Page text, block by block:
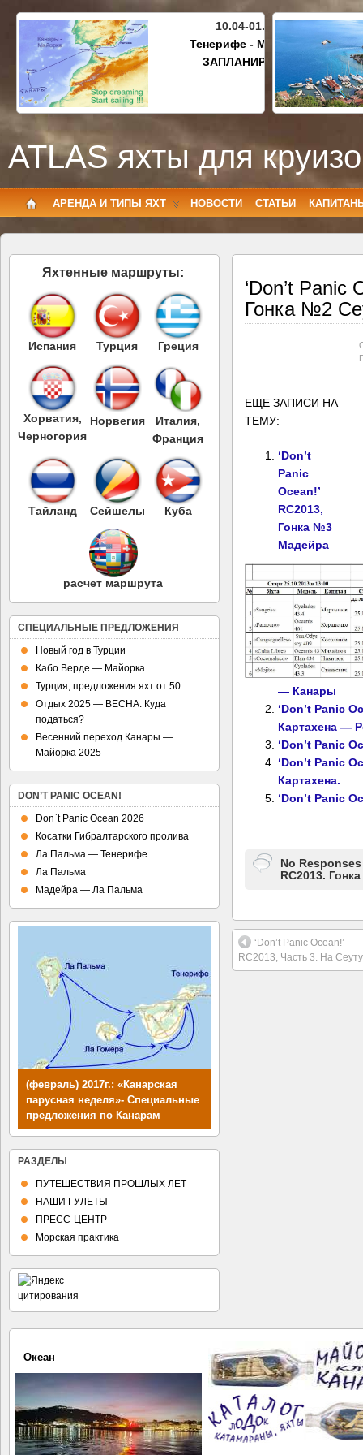
10.04-01.05.2027
Тенерифе - Майорка
ЗАПЛАНИРОВАНО
ATLAS яхты для
АРЕНДА И ТИПЫ ЯХТ НОВОСТИ СТАТЬИ
‘Don’t Panic
Гонка №2
ЕЩЕ ЗАПИСИ НА
ТЕМУ:
‘Don’t
Panic
Ocean!’
RC2013,
Гонка №3
Мадейра
— Канары
‘Don’t Panic
Картахена —
‘Don’t Panic
‘Don’t Panic
Картахена.
‘Don’t Panic
No Responses
RC2013.
‘Don’t Panic Ocean!’
RC2013, Часть 3. На
Яхтенные маршруты:
Испания Турция Греция
Хорватия,
Черногория
Норвегия
Италия,
Франция
Тайланд Сейшелы Куба
расчет маршрута
СПЕЦИАЛЬНЫЕ ПРЕДЛОЖЕНИЯ
Новый год в Турции
Кабо Верде — Майорка
Турция, предложения яхт от 50.
Отдых 2025 — ВЕСНА: Куда
податься?
Весенний переход Канары —
Майорка 2025
DON’T PANIC OCEAN!
Don`t Panic Ocean 2026
Косатки Гибралтарского пролива
Ла Пальма — Тенерифе
Ла Пальма
Мадейра — Ла Пальма
(февраль) 2017г.: «Канарская
парусная неделя»- Специальные
предложения по Канарам
РАЗДЕЛЫ
ПУТЕШЕСТВИЯ ПРОШЛЫХ ЛЕТ
НАШИ ГУЛЕТЫ
ПРЕСС-ЦЕНТР
Морская практика
Океан